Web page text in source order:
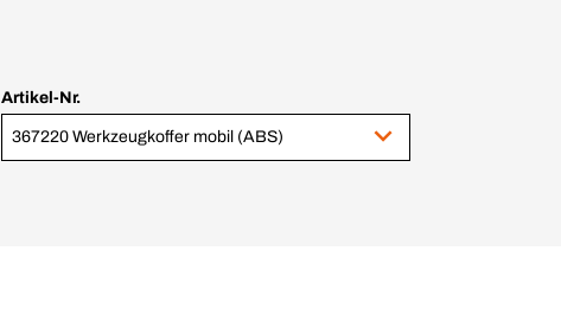
Artikel-Nr.
367220 Werkzeugkoffer mobil (ABS)